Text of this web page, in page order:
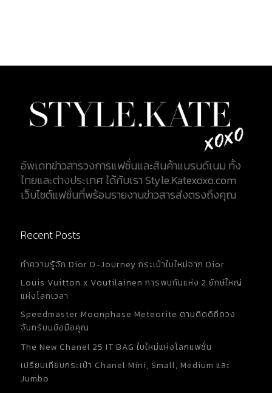
Louis Vuitton Watch Prize for Independent
ร่วมมือกันระหว่าง Louis Vuitton และผู้ผลิตนาฬิกา
อิสระที่มีชื่อเสียงที่สุดบางราย...
อัพเดทข่าวสารวงการแฟชั่นและสินค้าแบรนด์เนม ทั้ง
ไทยและต่างประเทศ ได้กับเรา Style.Katexoxo.com
เว็บไซต์แฟชั่นที่พร้อมรายงานข่าวสารส่งตรงถึงคุณ
Recent Posts
ทำความรู้จัก Dior D-Journey กระเป๋าใบใหม่จาก Dior
Louis Vuitton x Voutilainen การพบกันแห่ง 2 ยักษ์ใหญ่
แห่งโลกเวลา
Speedmaster Moonphase Meteorite ตามติดดิถีดวง
จันทร์บนข้อมือคุณ
The New Chanel 25 IT BAG ใบใหม่แห่งโลกแฟชั่น
เปรียบเทียบกระเป๋า Chanel Mini, Small, Medium และ
Jumbo